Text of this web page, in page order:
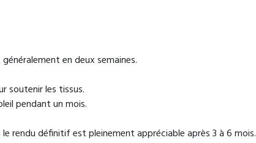
en deux semaines.
soutenir les tissus.
pendant un mois.
rendu définitif est pleinement appréciable après 3 à 6 mois.